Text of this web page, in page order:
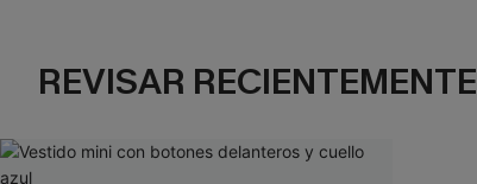
REVISAR RECIENTEMENTE